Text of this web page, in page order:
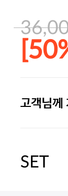
주말
고객님께
SET